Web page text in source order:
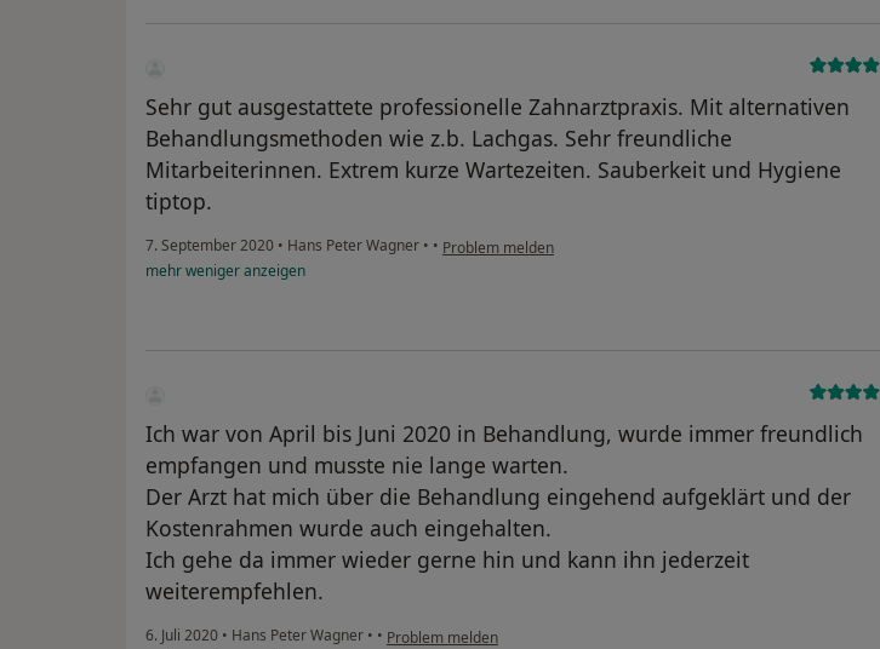
Sehr gut ausgestattete professionelle Zahnarztpraxis. Mit alternativen
Behandlungsmethoden wie z.b. Lachgas. Sehr freundliche
Mitarbeiterinnen. Extrem kurze Wartezeiten. Sauberkeit und Hygiene
tiptop.
7. September 2020 • Hans Peter Wagner • • Problem melden
mehrwenigeranzeigen
Ich war von April bis Juni 2020 in Behandlung, wurde immer freundlich
empfangen und musste nie lange warten.
Der Arzt hat mich über die Behandlung eingehend aufgeklärt und der
Kostenrahmen wurde auch eingehalten.
Ich gehe da immer wieder gerne hin und kann ihn jederzeit
weiterempfehlen.
6. Juli 2020 • Hans Peter Wagner • • Problem melden